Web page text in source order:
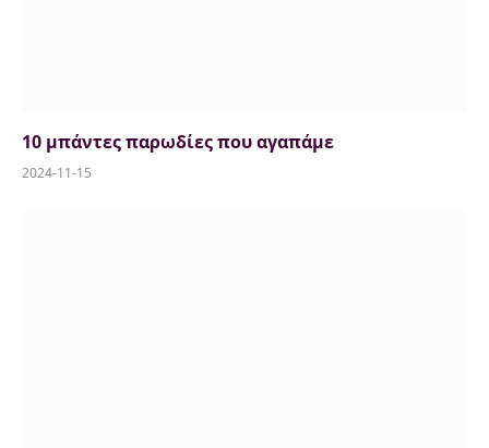
10 μπάντες παρωδίες που αγαπάμε
2024-11-15